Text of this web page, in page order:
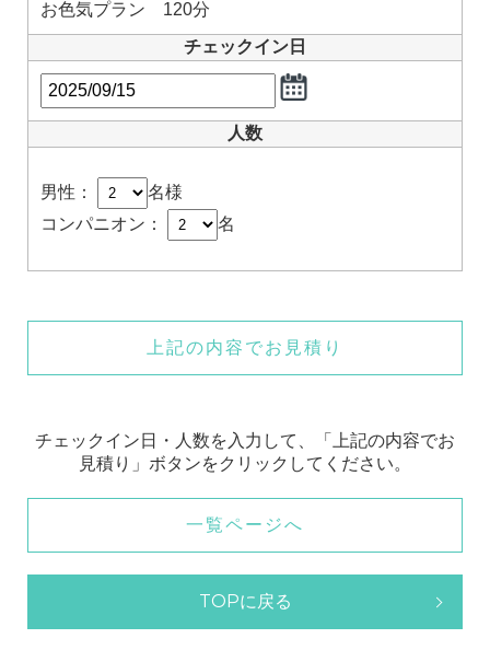
お色気プラン 120分
チェックイン日
人数
男性：
名様
コンパニオン：
名
上記の内容でお見積り
チェックイン日・人数を入力して、「上記の内容でお
見積り」ボタンをクリックしてください。
一覧ページへ
TOPに戻る